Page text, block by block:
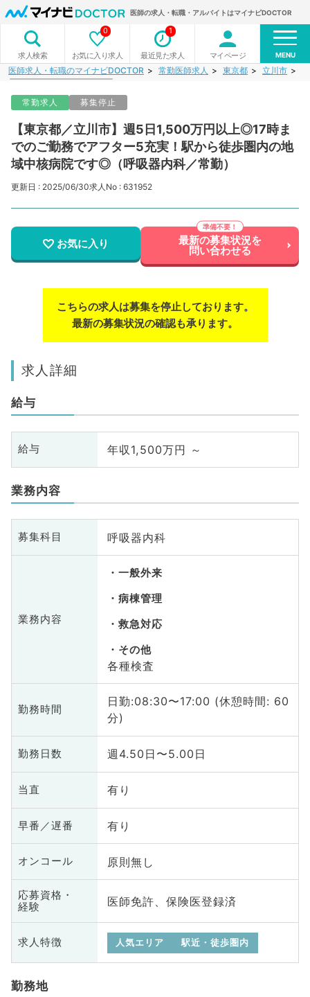
医師の求人・転職・アルバイトはマイナビDOCTOR
求人検索 お気に入り求人
0
最近見た求人
1
マイページ MENU
医師求人・転職のマイナビDOCTOR 常勤医師求人 東京都 立川市
常勤求人 募集停止
【東京都／立川市】週5日1,500万円以上◎17時ま
でのご勤務でアフター5充実！駅から徒歩圏内の地
域中核病院です◎（呼吸器内科／常勤）
更新日 : 2025/06/30求人No : 631952
お気に入り 最新の募集状況を
問い合わせる
こちらの求人は募集を停止しております。
最新の募集状況の確認も承ります。
求人詳細
給与
給与 年収1,500万円 ～
業務内容
募集科目 呼吸器内科
業務内容
一般外来
病棟管理
救急対応
その他
各種検査
勤務時間
日勤:08:30〜17:00 (休憩時間: 60
分)
勤務日数 週4.50日〜5.00日
当直 有り
早番／遅番 有り
オンコール 原則無し
応募資格・
経験
医師免許、保険医登録済
求人特徴 人気エリア 駅近・徒歩圏内
勤務地